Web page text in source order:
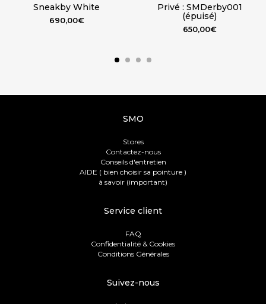
Sneakby White
690,00€
Privé : SMDerby001
(épuisé)
650,00€
SMO
Stores
Contactez-nous
Conseils d'entretien
AIDE ( bien choisir sa pointure )
à savoir (important)
Service client
FAQ
Confidentialité & Cookies
Conditions Générales
Suivez-nous